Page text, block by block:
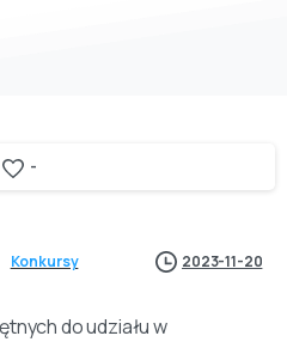
-
Konkursy 2023-11-20
do udziału w